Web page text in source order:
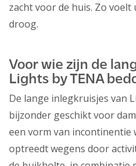
zacht voor de huis. Zo voelt
droog.
Voor wie zijn de
Lights by TENA
De lange inlegkruisjes van
bijzonder geschikt voor
een vorm van incontinentie
optreedt wegens door